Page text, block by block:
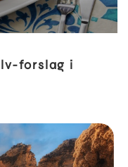
forslag i